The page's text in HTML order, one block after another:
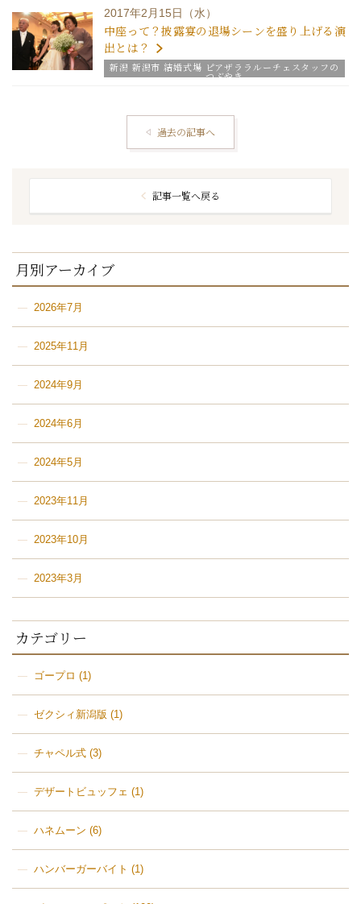
2017年2月15日（水）
中座って？披露宴の退場シーンを盛り上げる演
出とは？
新潟 新潟市 結婚式場 ピアザララルーチェスタッフの
つぶやき
過去の記事へ
記事一覧へ戻る
月別アーカイブ
2026年7月
2025年11月
2024年9月
2024年6月
2024年5月
2023年11月
2023年10月
2023年3月
カテゴリー
ゴープロ (1)
ゼクシィ新潟版 (1)
チャペル式(3)
デザートビュッフェ (1)
ハネムーン (6)
ハンバーガーバイト (1)